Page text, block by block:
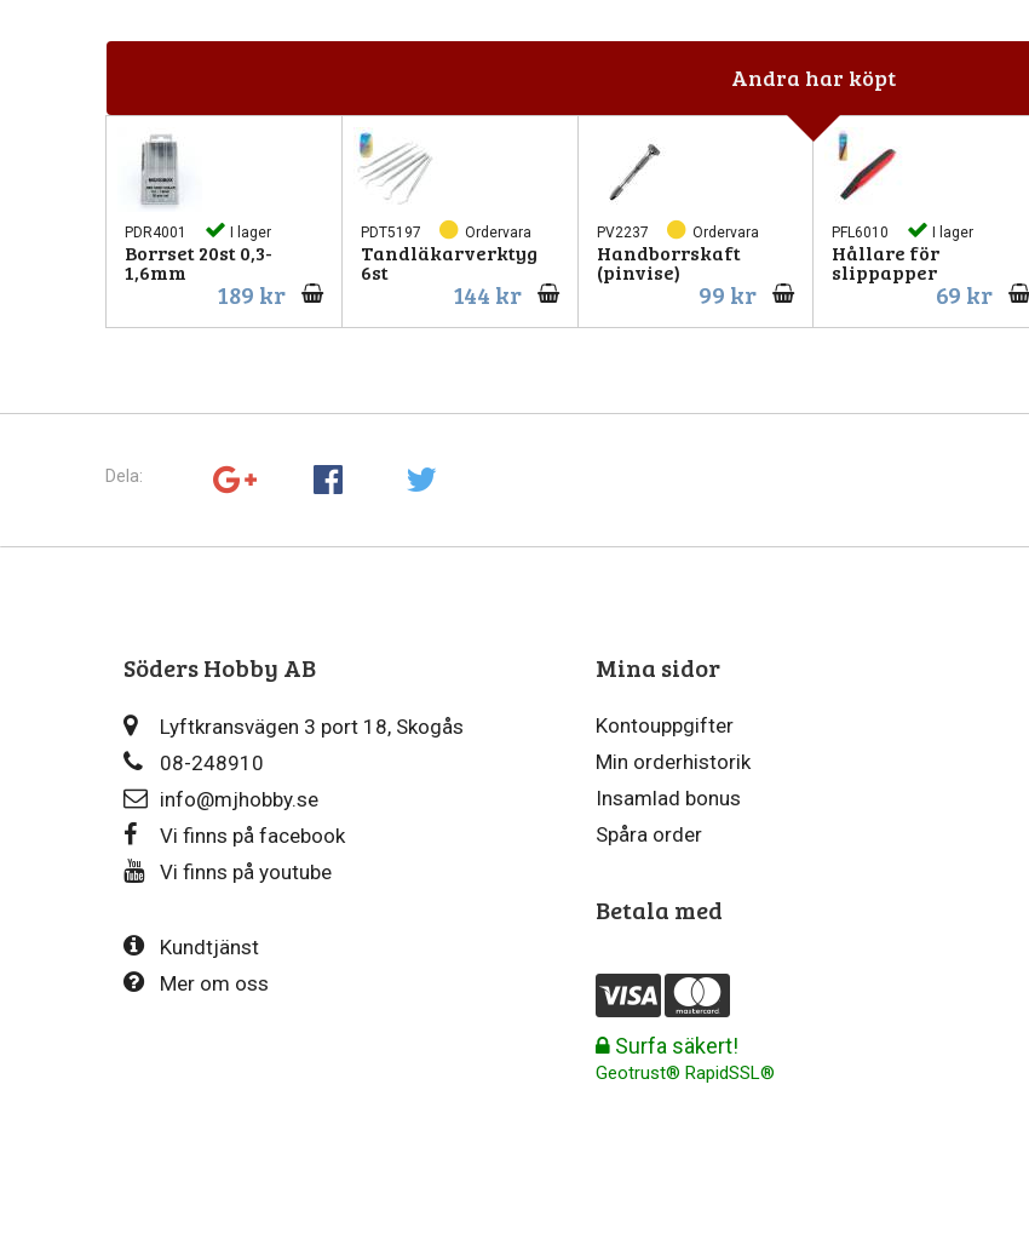
Andra har köpt
PDR4001 I lager
Borrset 20st 0,3-
1,6mm
189 kr
PDT5197 Ordervara
Tandläkarverktyg
6st
144 kr
PV2237 Ordervara
Handborrskaft
(pinvise)
99 kr
PFL6010 I lager
Hållare för
slippapper
69 kr
Dela:
Söders Hobby AB
Lyftkransvägen 3 port 18, Skogås
08-248910
info@mjhobby.se
Vi finns på facebook
Vi finns på youtube
Kundtjänst
Mer om oss
Mina sidor
Kontouppgifter
Min orderhistorik
Insamlad bonus
Spåra order
Betala med
Surfa säkert!
Geotrust® RapidSSL®